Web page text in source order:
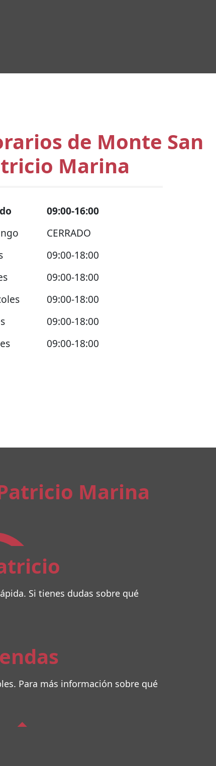
de Monte San
Marina
09:00-16:00
CERRADO
09:00-18:00
09:00-18:00
09:00-18:00
09:00-18:00
09:00-18:00
Marina
Si tienes dudas sobre qué
Para más información sobre qué